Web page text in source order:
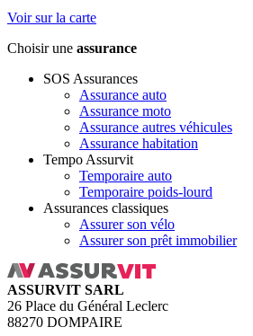
Voir sur la carte
Choisir une assurance
SOS Assurances
Assurance auto
Assurance moto
Assurance autres véhicules
Assurance habitation
Tempo Assurvit
Temporaire auto
Temporaire poids-lourd
Assurances classiques
Assurer son vélo
Assurer son prêt immobilier
ASSURVIT SARL
26 Place du Général Leclerc
88270 DOMPAIRE